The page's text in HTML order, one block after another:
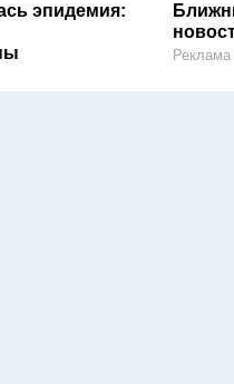
эпидемия:
Реклама